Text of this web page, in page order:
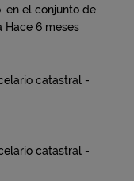
en el conjunto de
Hace 6 meses
catastral -
catastral -